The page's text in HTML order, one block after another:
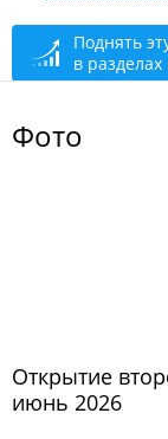
Поднять
в
Фото
Открытие
июнь 2026